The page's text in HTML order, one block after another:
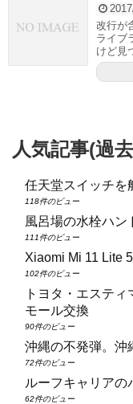
改行が
ライブ
けど見
人気記事(過
任天堂スイッチを
118件のビュー
風呂場の水栓ハン
111件のビュー
Xiaomi Mi 11 Lite
102件のビュー
トヨタ・エステ
モール交換
90件のビュー
沖縄の不発弾。沖
72件のビュー
ルーフキャリアの
62件のビュー